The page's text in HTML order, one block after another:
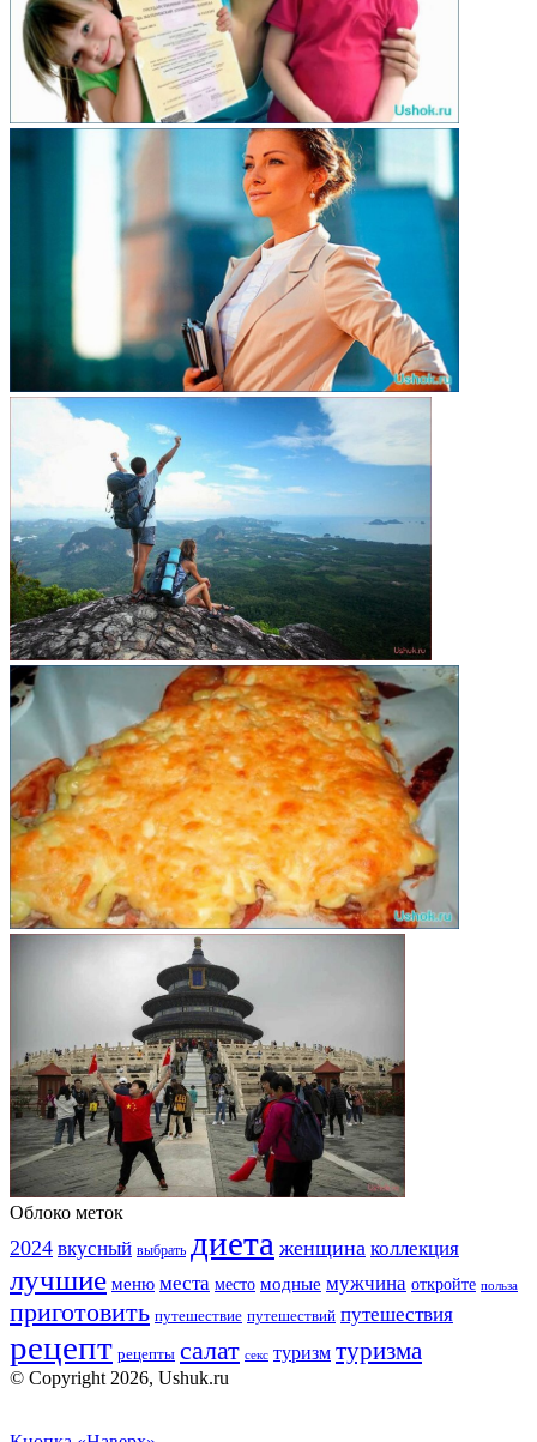
Облоко меток
2024 вкусный выбрать диета женщина коллекция
лучшие меню места место модные мужчина откройте польза
приготовить путешествие путешествий путешествия
рецепт рецепты салат секс туризм туризма
© Copyright 2026, Ushuk.ru